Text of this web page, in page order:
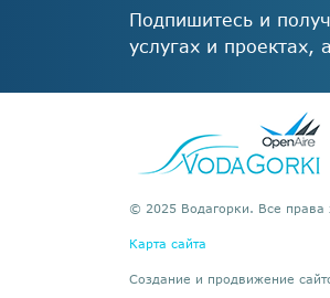
Подпишитесь и
услугах и проектах,
© 2025 Водагорки. Все
Карта сайта
Создание и продвижение